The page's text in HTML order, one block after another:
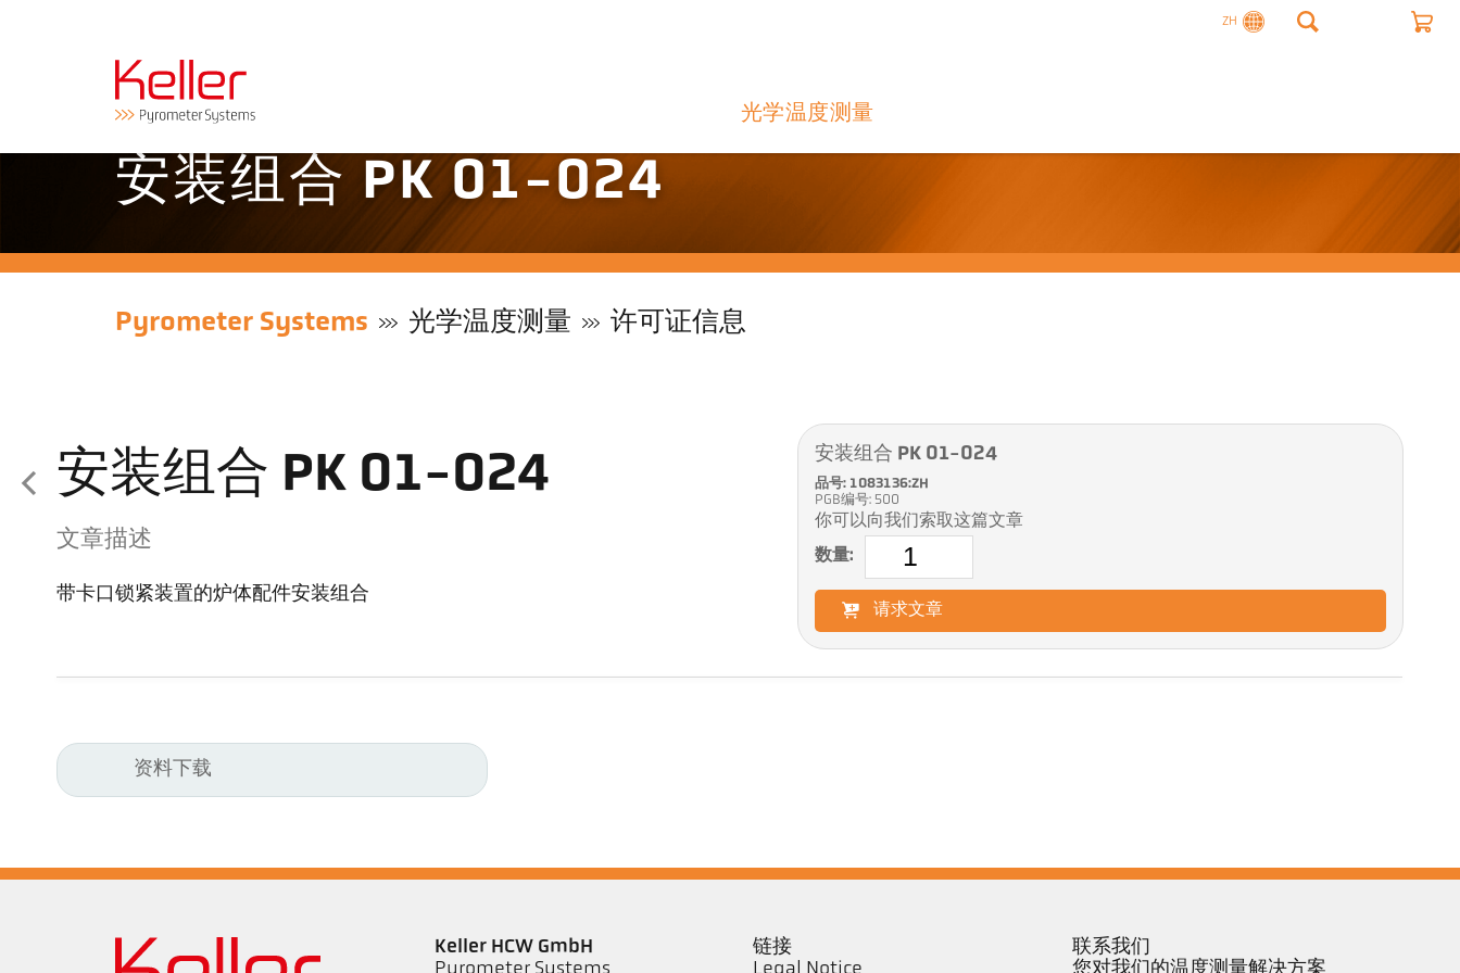
ZH
光学温度测量
安装组合 PK 01-024
Pyrometer Systems 光学温度测量 许可证信息
安装组合 PK 01-024
文章描述
带卡口锁紧装置的炉体配件安装组合
安装组合 PK 01-024
品号: 1083136:ZH
PGB编号: 500
你可以向我们索取这篇文章
数量:
请求文章
资料下载
Keller HCW GmbH
链接
联系我们